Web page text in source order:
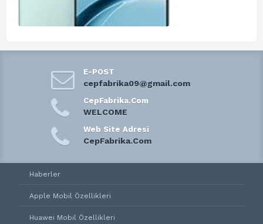
E-POST
cepfabrika09@gmail.com
CepFabrika.Com
WELCOME
Web Site Adresi
CepFabrika.Com
Haberler
Apple Mobil Özellikleri
Huawei Mobil Özellikleri